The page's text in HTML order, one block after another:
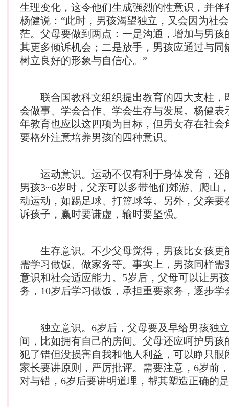
生理变化，这令他们生成强烈的性意识，并伴
杨健说：“此时，男孩渴望独立，又会因为社
茫。父母要做到两点：一是沟通，增加与男孩
其更多倾诉机会；二是放手，男孩应通过与同
树立良好的形象与自信心。”
联合国教科文组织提出教育的四大支柱，
会做事、学会合作、学会生存与发展。杨健表
年教育也应以这四项为目标，但男女存在社会
要格外注意培养男孩的四种意识。
运动意识。运动不仅有利于身体发育，还
男孩3~6岁时，父亲可以多带他们郊游、爬山
动运动，如踢足球、打篮球等。另外，父亲要
诉孩子，赢时要谦虚，输时要坚强。
生存意识。不少父母觉得，男孩比女孩更
需学习做饭、做家务等。事实上，男孩同样需
意识和社会适应能力。5岁后，父母可以让男
务，10岁后学习做饭，承担重要家务，逐步学
独立意识。6岁后，父母要及早给男孩独
间，比如拥有自己的房间。父母还应呵护男孩
犯了错但没损害自我和他人利益，可以睁只眼
家长要讲原则，严厉批评。需要注意，6岁前
对与错，6岁后要讲明道理，帮其塑造正确的